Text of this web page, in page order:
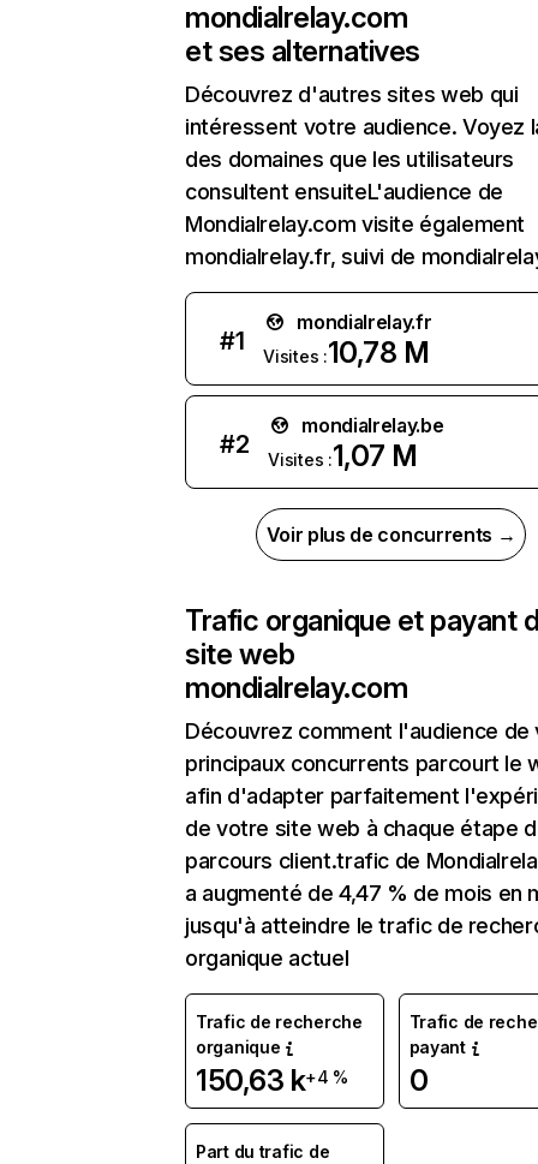
mondialrelay.com
et ses alternatives
Découvrez d'autres sites web qui
intéressent votre audience. Voyez
des domaines que les utilisateurs
consultent ensuiteL'audience de
Mondialrelay.com visite également
mondialrelay.fr, suivi de
#1
mondialrelay.fr
Visites :10,78 M
#2
mondialrelay.be
Visites :1,07 M
Voir plus de concurrents →
Trafic organique et payant
site web
mondialrelay.com
Découvrez comment l'audience de
principaux concurrents parcourt le
afin d'adapter parfaitement
de votre site web à chaque étape
parcours client.trafic de
a augmenté de 4,47 % de mois en
jusqu'à atteindre le trafic de
organique actuel
Trafic de recherche
organique
150,63 k+4 %
Trafic de
payant
0
Part du trafic de